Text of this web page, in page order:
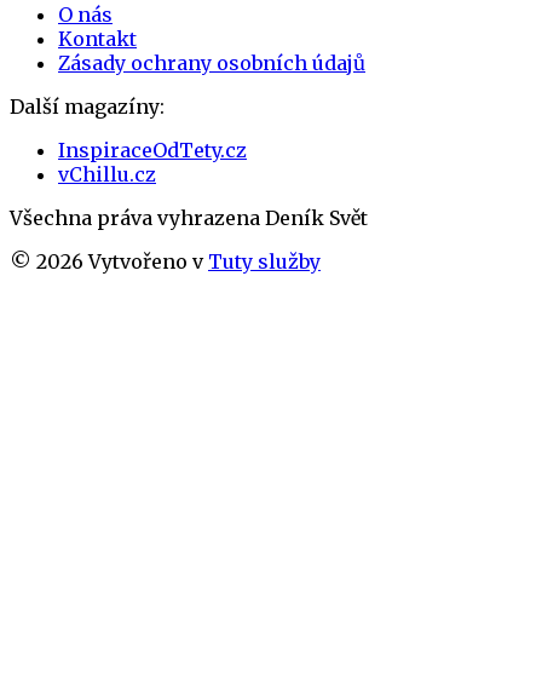
O nás
Kontakt
Zásady ochrany osobních údajů
Další magazíny:
InspiraceOdTety.cz
vChillu.cz
Všechna práva vyhrazena Deník Svět
© 2026 Vytvořeno v Tuty služby